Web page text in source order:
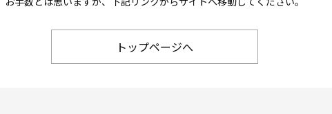
トップページへ